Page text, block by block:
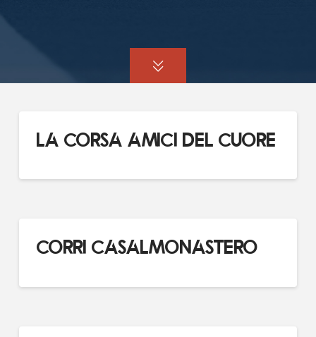
LA CORSA AMICI DEL CUORE
CORRI CASALMONASTERO